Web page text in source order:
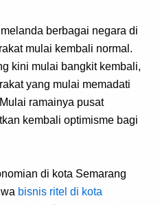
berbagai negara di
mulai kembali normal.
kini mulai bangkit kembali,
yang mulai memadati
ramainya pusat
kembali optimisme bagi
di kota Semarang
bisnis ritel di kota